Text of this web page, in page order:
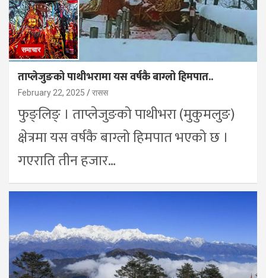
समाचार
ताप्लेजुङको पाथीभरामा यस वर्षकै बाग्लो हिमपात..
February 22, 2025 रासस
फुङ्लिङ् । ताप्लेजुङको पाथीभरा (मुकुमलुङ)
क्षेत्रमा यस वर्षकै बाग्लो हिमपात भएको छ ।
गएराति तीन हजार…